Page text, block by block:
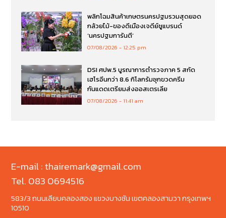
พลิกโฉมสินค้าเกษตรนครปฐมรวมสุดยอด
กล้วยไม้-ของดีเมืองเจดีย์ชูแบรนด์
‘นครปฐมการันตี’
07/08/2026 12:25 pm
DSI ศปพ.5 บูรณาการตำรวจภาค 5 สกัด
เฮโรอีนกว่า 8.6 กิโลกรัมซุกขวดครีม
กันแดดเตรียมส่งออสเตรเลีย
07/08/2026 11:41 am
E-mail : thairemark@gmail.com
Tel. 083 0694516
583/3 ถนนเลียบคลองสอง แขวงบางชัน เขตคลองสามวา กรุงเทพฯ
10510